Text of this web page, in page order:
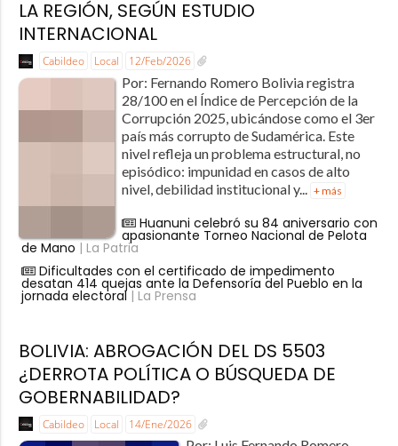
LA REGIÓN, SEGÚN ESTUDIO
INTERNACIONAL
Cabildeo Local 12/Feb/2026
Por: Fernando Romero Bolivia registra
28/100 en el Índice de Percepción de la
Corrupción 2025, ubicándose como el 3er
país más corrupto de Sudamérica. Este
nivel refleja un problema estructural, no
episódico: impunidad en casos de alto
nivel, debilidad institucional y...
+ más
Huanuni celebró su 84 aniversario con
apasionante Torneo Nacional de Pelota
de Mano | La Patria
Dificultades con el certificado de impedimento
desatan 414 quejas ante la Defensoría del Pueblo en la
jornada electoral| La Prensa
BOLIVIA: ABROGACIÓN DEL DS 5503
¿DERROTA POLÍTICA O BÚSQUEDA DE
GOBERNABILIDAD?
Cabildeo Local 14/Ene/2026